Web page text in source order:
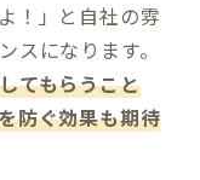
！」と自社の雰
スになります。
てもらうこと
防ぐ効果も期待